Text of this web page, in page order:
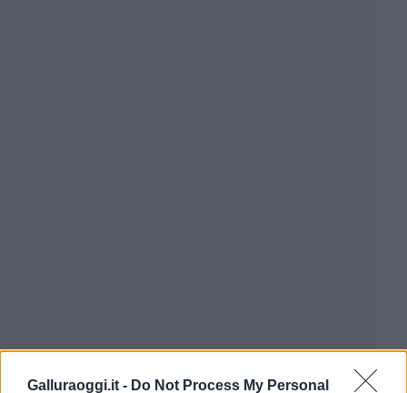
Galluraoggi.it - Do Not Process My Personal